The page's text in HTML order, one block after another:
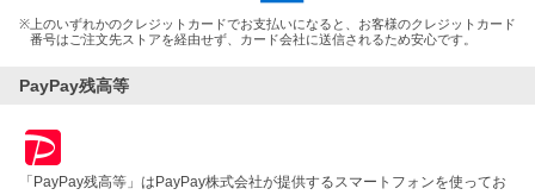
※ 上のいずれかのクレジットカードでお支払いになると、お客様のクレジットカード
番号はご注文先ストアを経由せず、カード会社に送信されるため安心です。
PayPay残高等
「PayPay残高等」はPayPay株式会社が提供するスマートフォンを使ってお